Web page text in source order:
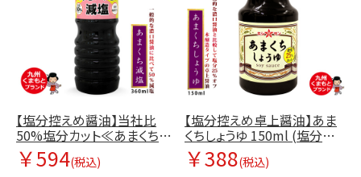
【塩分控えめ醤油】当社比
50%塩分カット≪あまくち減
塩 360ml≫【九州くまもと老
舗ホシサン醤油】
￥594(税込)
【塩分控えめ卓上醤油】あま
くちしょうゆ 150ml (塩分
25%カット)【九州熊本 醤油
屋ホシサン】
￥388(税込)